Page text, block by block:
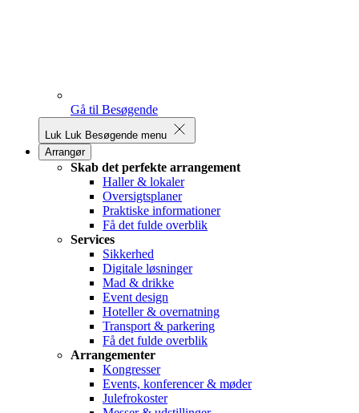
Gå til Besøgende
Luk Luk Besøgende menu
Arrangør
Skab det perfekte arrangement
Haller & lokaler
Oversigtsplaner
Praktiske informationer
Få det fulde overblik
Services
Sikkerhed
Digitale løsninger
Mad & drikke
Event design
Hoteller & overnatning
Transport & parkering
Få det fulde overblik
Arrangementer
Kongresser
Events, konferencer & møder
Julefrokoster